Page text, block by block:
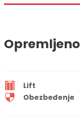
Lift
Obezbeđenje